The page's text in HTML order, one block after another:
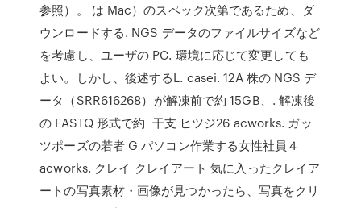
参照）。 は Mac）のスペック次第であるため、ダ
ウンロードする. NGS データのファイルサイズなど
を考慮し、ユーザの PC. 環境に応じて変更しても
よい。しかし、後述するL. casei. 12A 株の NGS デ
ータ（SRR616268）が解凍前で約 15GB、. 解凍後
の FASTQ 形式で約 干支 ヒツジ26 acworks. ガッ
ツポーズの若者 G パソコン作業する女性社員４
acworks. クレイ クレイアート 気に入ったクレイア
ートの写真素材・画像が見つかったら、写真をクリ